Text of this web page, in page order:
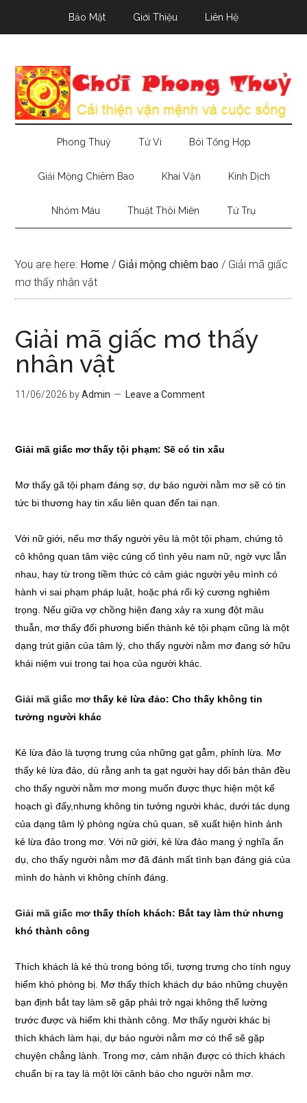
Bảo Mật Giới Thiệu Liên Hệ
Phong Thuỷ Tử Vi Bói Tổng Hợp
Giải Mộng Chiêm Bao Khai Vận Kinh Dịch
Nhóm Máu Thuật Thôi Miên Tứ Trụ
You are here: Home / Giải mộng chiêm bao / Giải mã giấc
mơ thấy nhân vật
Giải mã giấc mơ thấy
nhân vật
11/06/2026 byAdmin Leave a Comment
Giải mã giấc mơ thấy tội phạm: Sẽ có tin xấu
Mơ thấy gã tội phạm đáng sợ, dự báo người nằm mơ sẽ có tin
tức bi thương hay tin xấu liên quan đến tai nạn.
Với nữ giới, nếu mơ thấy người yêu là một tội phạm, chứng tỏ
cô không quan tâm việc củng cố tình yêu nam nữ, ngờ vực lẫn
nhau, hay từ trong tiềm thức có cảm giác người yêu mình có
hành vi sai phạm pháp luật, hoặc phá rối kỷ cương nghiêm
trọng. Nếu giữa vợ chồng hiện đang xảy ra xung đột mâu
thuẫn, mơ thấy đối phương biến thành kẻ tội phạm cũng là một
dạng trút giận của tâm lý, cho thấy người nằm mơ đang sở hữu
khái niệm vui trong tai họa của người khác.
Giải mã giấc mơthấy kẻ lừa đảo: Cho thấy không tin
tưởng người khác
Kẻ lừa đảo là tượng trưng của những gạt gẫm, phỉnh lừa. Mơ
thấy kẻ lừa đảo, dù rằng anh ta gạt người hay dối bản thân đều
cho thấy người nằm mơ mong muốn được thực hiện một kế
hoạch gì đấy,nhưng không tin tưởng người khác, dưới tác dụng
của dạng tâm lý phòng ngừa chủ quan, sẽ xuất hiện hình ảnh
kẻ lừa đảo trong mơ. Với nữ giới, kẻ lừa đảo mang ý nghĩa ẩn
dụ, cho thấy người nằm mơ đã đánh mất tình bạn đáng giá của
mình do hành vi không chính đáng.
Giải mã giấc mơthấy thích khách: Bắt tay làm thử nhưng
khó thành công
Thích khách là kẻ thù trong bóng tối, tượng trưng cho tính nguy
hiểm khó phòng bị. Mơ thấy thích khách dự báo những chuyện
bạn định bắt tay làm sẽ gặp phải trở ngại không thể lường
trước được và hiếm khi thành công. Mơ thấy người khác bị
thích khách làm hại, dự báo người nằm mơ có thể sẽ gặp
chuyện chẳng lành. Trong mơ, cảm nhận được có thích khách
chuẩn bị ra tay là một lời cảnh báo cho người nằm mơ.